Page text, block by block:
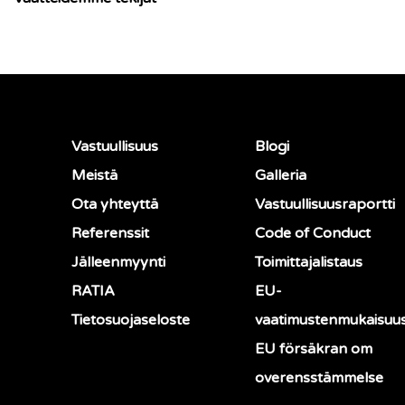
Vastuullisuus
Meistä
Ota yhteyttä
Referenssit
Jälleenmyynti
RATIA
Tietosuojaseloste
Blogi
Galleria
Vastuullisuusraportti
Code of Conduct
Toimittajalistaus
EU-
EU försäkran om
overensstämmelse